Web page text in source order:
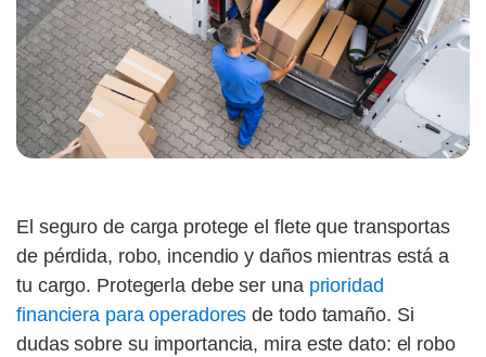
El seguro de carga protege el flete que transportas
de pérdida, robo, incendio y daños mientras está a
tu cargo. Protegerla debe ser una prioridad
financiera para operadores de todo tamaño. Si
dudas sobre su importancia, mira este dato: el robo